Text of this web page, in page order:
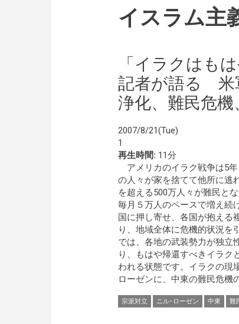
イスラム主
「イラクはも
記者が語る 米
浄化、難民危
2007/8/21(Tue)
1
再生時間: 11分
アメリカのイラク戦争は5
の人々が家を捨てて他所に逃
を超える500万人々が難民と
毎月５万人のペースで増え続
国に押し寄せ、各国が抱える
り、地域全体に危機的状況を
では、各地の武装勢力が独立
り、もはや帰還すべきイラク
われる状態です。イラクの現
ローゼンに、中東の難民危機
宗派対立 ニル･ローゼン 中東 難